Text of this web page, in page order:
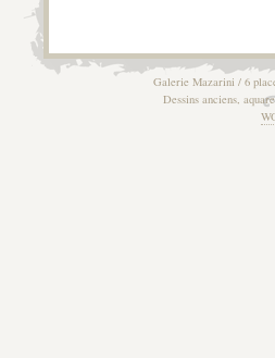
Galerie Mazarini / 6
Dessins anciens,